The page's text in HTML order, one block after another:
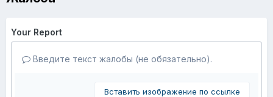
Your Report
Введите текст жалобы (не обязательно).
Вставить изображение по ссылке